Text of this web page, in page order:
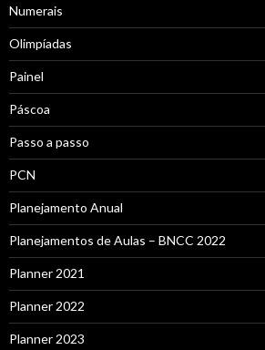
Numerais
Olimpíadas
Painel
Páscoa
Passo a passo
PCN
Planejamento Anual
Planejamentos de Aulas – BNCC 2022
Planner 2021
Planner 2022
Planner 2023